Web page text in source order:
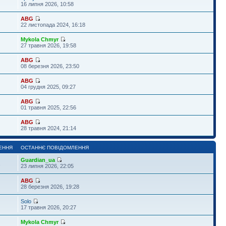
16 липня 2026, 10:58
ABG
22 листопада 2024, 16:18
Mykola Chmyr
27 травня 2026, 19:58
ABG
08 березня 2026, 23:50
ABG
04 грудня 2025, 09:27
ABG
01 травня 2025, 22:56
ABG
28 травня 2024, 21:14
ОСТАННЄ ПОВІДОМЛЕННЯ
Guardian_ua
23 липня 2026, 22:05
ABG
28 березня 2026, 19:28
Solo
17 травня 2026, 20:27
Mykola Chmyr